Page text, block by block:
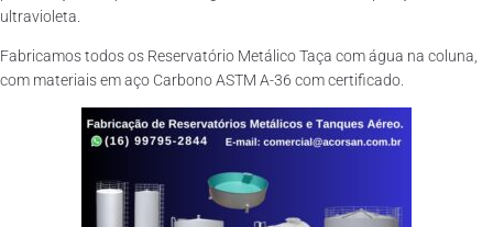
ultravioleta.
Fabricamos todos os Reservatório Metálico Taça com água na coluna,
com materiais em aço Carbono ASTM A-36 com certificado.